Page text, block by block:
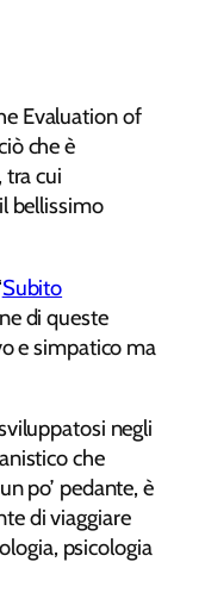
Evaluation of
che è
tra cui
bellissimo
Subito
di queste
e simpatico ma
negli
che
po’ pedante, è
di viaggiare
psicologia